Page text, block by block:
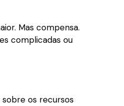
Mas compensa.
complicadas ou
sobre os recursos